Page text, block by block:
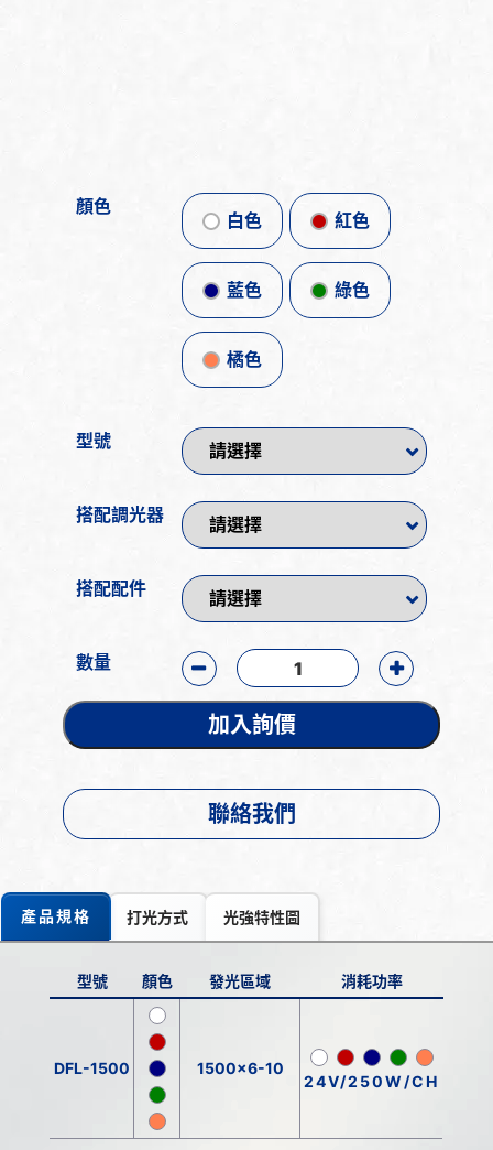
顏色
白色 紅色
藍色 綠色
橘色
型號
搭配調光器
搭配配件
數量
加入詢價
聯絡我們
產品規格 打光方式 光強特性圖
型號 顏色 發光區域 消耗功率
DFL-1500 1500x6-10
24V/250W/CH